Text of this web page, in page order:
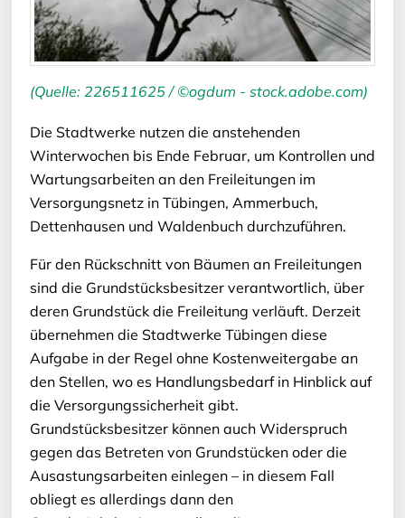
(Quelle: 226511625 / ©ogdum - stock.adobe.com)
Die Stadtwerke nutzen die anstehenden
Winterwochen bis Ende Februar, um Kontrollen und
Wartungsarbeiten an den Freileitungen im
Versorgungsnetz in Tübingen, Ammerbuch,
Dettenhausen und Waldenbuch durchzuführen.
Für den Rückschnitt von Bäumen an Freileitungen
sind die Grundstücksbesitzer verantwortlich, über
deren Grundstück die Freileitung verläuft. Derzeit
übernehmen die Stadtwerke Tübingen diese
Aufgabe in der Regel ohne Kostenweitergabe an
den Stellen, wo es Handlungsbedarf in Hinblick auf
die Versorgungssicherheit gibt.
Grundstücksbesitzer können auch Widerspruch
gegen das Betreten von Grundstücken oder die
Ausastungsarbeiten einlegen – in diesem Fall
obliegt es allerdings dann den